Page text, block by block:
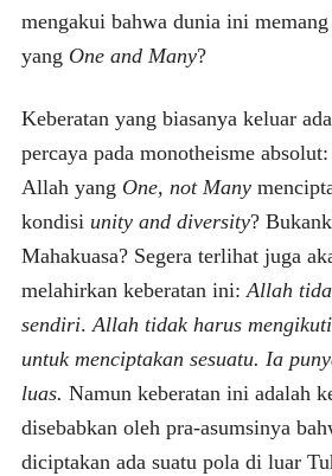
mengakui bahwa dunia ini
yang One and Many?
Keberatan yang biasanya keluar
percaya pada monotheisme
Allah yang One, not Many
kondisi unity and diversity?
Mahakuasa? Segera terlihat juga
melahirkan keberatan ini:Allah
sendiri.Allah tidak harus
untuk menciptakan sesuatu. Ia
luas. Namun keberatan ini adalah
disebabkan oleh pra-asumsinya
diciptakan ada suatu pola di luar